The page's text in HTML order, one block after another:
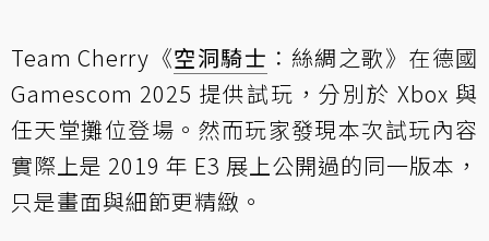
Team Cherry《空洞騎士 ：絲綢之歌》在德國
Gamescom 2025 提供試玩，分別於 Xbox 與
任天堂攤位登場。然而玩家發現本次試玩內容
實際上是 2019 年 E3 展上公開過的同一版本，
只是畫面與細節更精緻。